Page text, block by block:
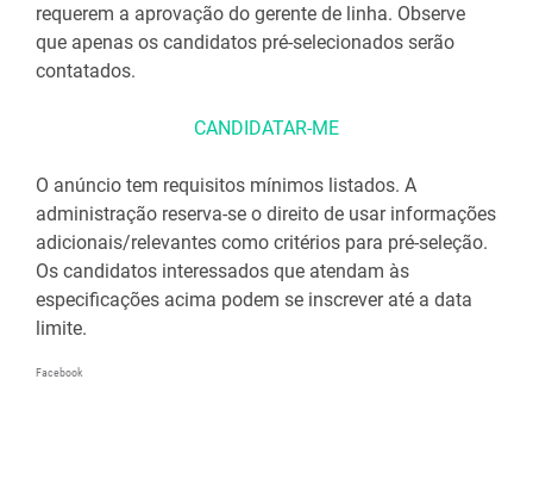
requerem a aprovação do gerente de linha. Observe
que apenas os candidatos pré-selecionados serão
contatados.
CANDIDATAR-ME
O anúncio tem requisitos mínimos listados. A
administração reserva-se o direito de usar informações
adicionais/relevantes como critérios para pré-seleção.
Os candidatos interessados ​​que atendam às
especificações acima podem se inscrever até a data
limite.
Facebook